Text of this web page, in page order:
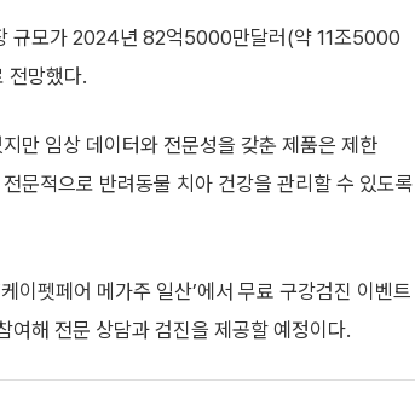
규모가 2024년 82억5000만달러(약 11조5000
전망했다.
만 임상 데이터와 전문성을 갖춘 제품은 제한
문적으로 반려동물 치아 건강을 관리할 수 있도록
이펫페어 메가주 일산’에서 무료 구강검진 이벤트
여해 전문 상담과 검진을 제공할 예정이다.